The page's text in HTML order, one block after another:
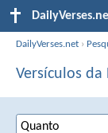
DailyVerses.net ›
Versículos